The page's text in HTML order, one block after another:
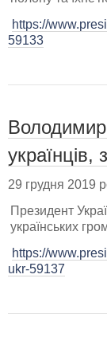
https://
59133
29 грудня 2019
Президент
українських
https://
ukr-59137